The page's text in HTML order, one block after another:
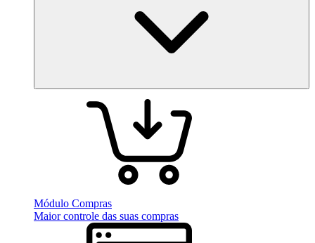
Módulo Compras
Maior controle das suas compras